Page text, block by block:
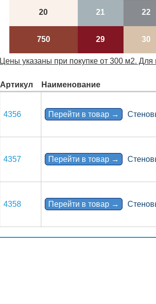
20 21 22
750 29 30
Цены указаны при покупке от 300 м2.
Артикул Наименование
4356 Перейти в товар →
4357 Перейти в товар →
4358 Перейти в товар →